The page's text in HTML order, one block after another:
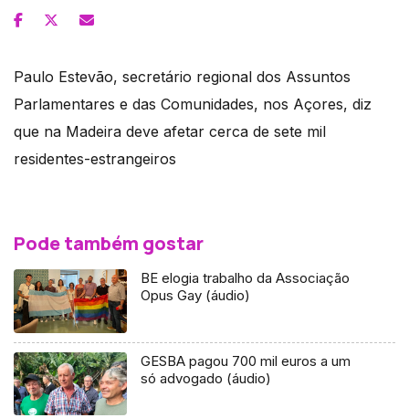
Paulo Estevão, secretário regional dos Assuntos
Parlamentares e das Comunidades, nos Açores, diz
que na Madeira deve afetar cerca de sete mil
residentes-estrangeiros
Pode também gostar
BE elogia trabalho da Associação
Opus Gay (áudio)
GESBA pagou 700 mil euros a um
só advogado (áudio)